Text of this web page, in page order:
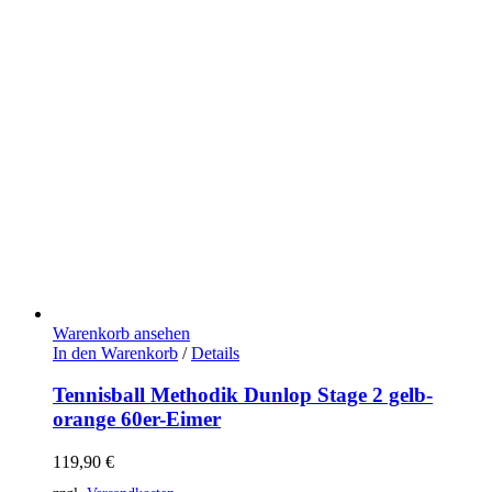
Warenkorb ansehen
In den Warenkorb / Details
Tennisball Methodik Dunlop Stage 2 gelb-
orange 60er-Eimer
119,90 €